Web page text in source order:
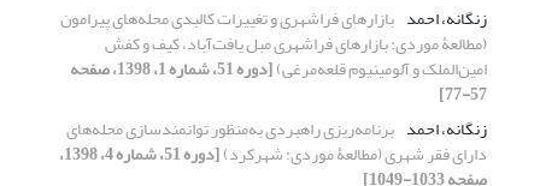
زنگانه، احمد بازارهای فراشهری و تغییرات کالبدی محله‌های پیرامون
(مطالعۀ موردی: بازارهای فراشهری مبل یافت‌آباد، کیف و کفش
امین‌الملک و آلومینیوم قلعه‌مرغی) [دوره 51، شماره 1، 1398، صفحه
57-77]
زنگانه، احمد برنامه‌ریزی راهبردی به‌منظور توانمندسازی محله‌های
دارای فقر شهری (مطالعۀ موردی: شهرکرد) [دوره 51، شماره 4، 1398،
صفحه 1033-1049]